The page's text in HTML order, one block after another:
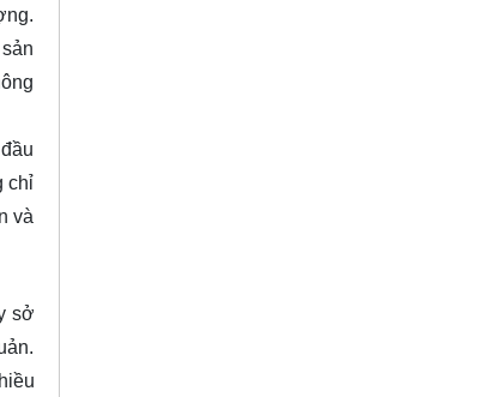
chỉ
và
sở